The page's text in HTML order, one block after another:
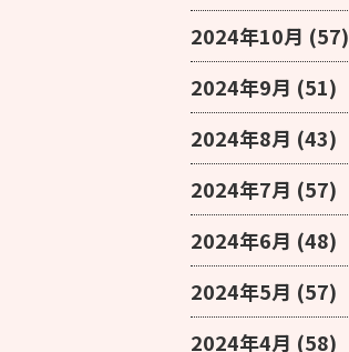
2024年10月 (57)
2024年9月 (51)
2024年8月 (43)
2024年7月 (57)
2024年6月 (48)
2024年5月 (57)
2024年4月 (58)